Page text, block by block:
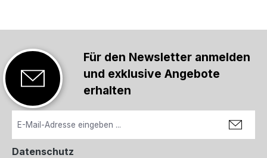
Für den Newsletter anmelden
und exklusive Angebote
erhalten
Datenschutz